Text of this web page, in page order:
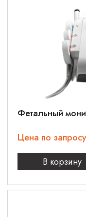
Фетальный
Цена по запросу
В корзину